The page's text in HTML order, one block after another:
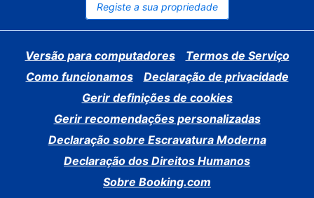
Registe a sua propriedade
Versão para computadores
Termos de Serviço
Como funcionamos
Declaração de privacidade
Gerir definições de cookies
Gerir recomendações personalizadas
Declaração sobre Escravatura Moderna
Declaração dos Direitos Humanos
Sobre Booking.com